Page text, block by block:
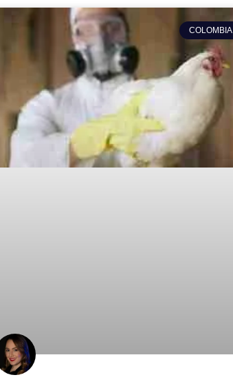
COLOMBIA